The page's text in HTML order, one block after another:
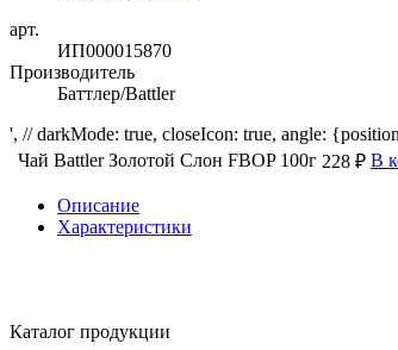
арт.
ИП000015870
Производитель
Баттлер/Battler
', // darkMode: true, closeIcon: true, angle:
Чай Battler Золотой Слон FBOP 100г 228 ₽ В
Описание
Характеристики
Каталог продукции